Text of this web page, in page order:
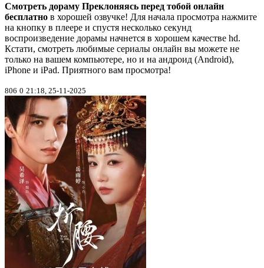
Смотреть дораму Преклоняясь перед тобой онлайн
бесплатно в хорошей озвучке! Для начала просмотра нажмите
на кнопку в плеере и спустя несколько секунд
воспроизведение дорамы начнется в хорошем качестве hd.
Кстати, смотреть любимые сериалы онлайн вы можете не
только на вашем компьютере, но и на андроид (Android),
iPhone и iPad. Приятного вам просмотра!
806 0 21:18, 25-11-2025